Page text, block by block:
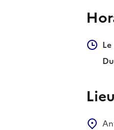
Lieu